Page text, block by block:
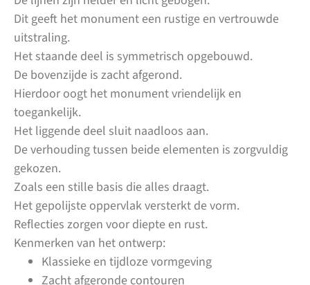
Dit geeft het monument een rustige en vertrouwde
uitstraling.
Het staande deel is symmetrisch opgebouwd.
De bovenzijde is zacht afgerond.
Hierdoor oogt het monument vriendelijk en
toegankelijk.
Het liggende deel sluit naadloos aan.
De verhouding tussen beide elementen is zorgvuldig
gekozen.
Zoals een stille basis die alles draagt.
Het gepolijste oppervlak versterkt de vorm.
Reflecties zorgen voor diepte en rust.
Kenmerken van het ontwerp:
Klassieke en tijdloze vormgeving
Zacht afgeronde contouren